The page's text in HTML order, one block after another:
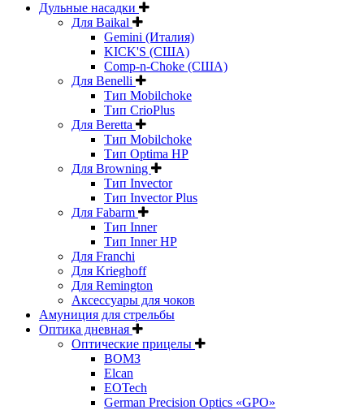
Дульные насадки
Для Baikal
Gemini (Италия)
KICK'S (США)
Comp-n-Choke (США)
Для Benelli
Тип Mobilchoke
Тип CrioPlus
Для Beretta
Тип Mobilchoke
Тип Optima HP
Для Browning
Тип Invector
Тип Invector Plus
Для Fabarm
Тип Inner
Тип Inner HP
Для Franchi
Для Krieghoff
Для Remington
Аксессуары для чоков
Амуниция для стрельбы
Оптика дневная
Оптические прицелы
ВОМЗ
Elcan
EOTech
German Precision Optics «GPO»